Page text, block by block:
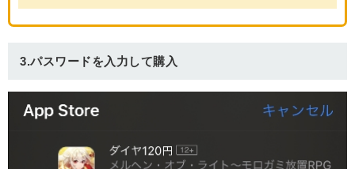
3.パスワードを入力して購入